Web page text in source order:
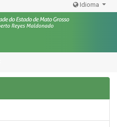
Idioma